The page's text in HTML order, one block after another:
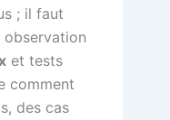
; il faut
observation
et tests
comment
des cas